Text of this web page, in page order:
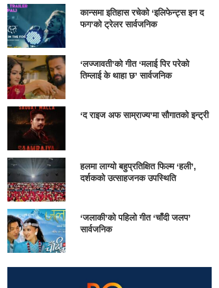
कान्समा इतिहास रचेको ‘इलिफेन्ट्स इन द
फग’को ट्रेलर सार्वजनिक
‘लज्जावती’को गीत ‘मलाई पिर परेको
तिम्लाई के थाहा छ’ सार्वजनिक
‘द राइज अफ साम्राज्य’मा सौगातको इन्ट्री
हलमा लाग्यो बहुप्रतिक्षित फिल्म ‘हली’,
दर्शकको उत्साहजनक उपस्थिति
‘जलाकी’को पहिलो गीत ‘चाँदी जलप’
सार्वजनिक